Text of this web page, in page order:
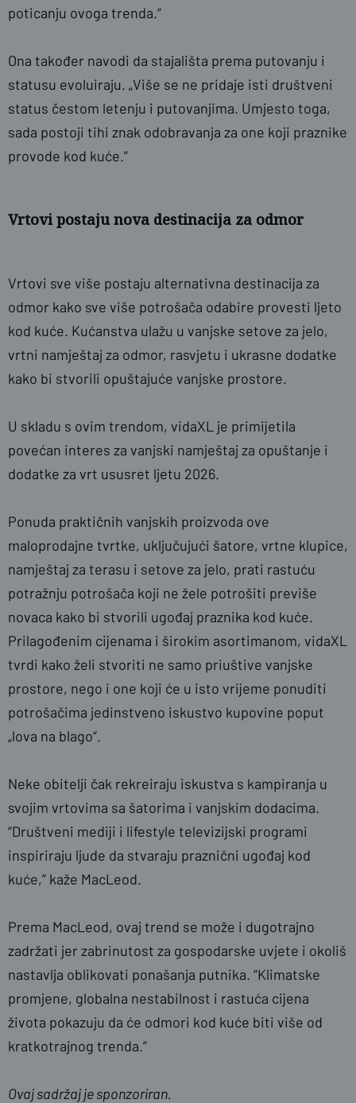
poticanju ovoga trenda.“
Ona također navodi da stajališta prema putovanju i
statusu evoluiraju. „Više se ne pridaje isti društveni
status čestom letenju i putovanjima. Umjesto toga,
sada postoji tihi znak odobravanja za one koji praznike
provode kod kuće.”
Vrtovi postaju nova destinacija za odmor
Vrtovi sve više postaju alternativna destinacija za
odmor kako sve više potrošača odabire provesti ljeto
kod kuće. Kućanstva ulažu u vanjske setove za jelo,
vrtni namještaj za odmor, rasvjetu i ukrasne dodatke
kako bi stvorili opuštajuće vanjske prostore.
U skladu s ovim trendom, vidaXL je primijetila
povećan interes za vanjski namještaj za opuštanje i
dodatke za vrt ususret ljetu 2026.
Ponuda praktičnih vanjskih proizvoda ove
maloprodajne tvrtke, uključujući šatore, vrtne klupice,
namještaj za terasu i setove za jelo, prati rastuću
potražnju potrošača koji ne žele potrošiti previše
novaca kako bi stvorili ugođaj praznika kod kuće.
Prilagođenim cijenama i širokim asortimanom, vidaXL
tvrdi kako želi stvoriti ne samo priuštive vanjske
prostore, nego i one koji će u isto vrijeme ponuditi
potrošačima jedinstveno iskustvo kupovine poput
„lova na blago“.
Neke obitelji čak rekreiraju iskustva s kampiranja u
svojim vrtovima sa šatorima i vanjskim dodacima.
“Društveni mediji i lifestyle televizijski programi
inspiriraju ljude da stvaraju praznični ugođaj kod
kuće,” kaže MacLeod.
Prema MacLeod, ovaj trend se može i dugotrajno
zadržati jer zabrinutost za gospodarske uvjete i okoliš
nastavlja oblikovati ponašanja putnika. “Klimatske
promjene, globalna nestabilnost i rastuća cijena
života pokazuju da će odmori kod kuće biti više od
kratkotrajnog trenda.”
Ovaj sadržaj je sponzoriran.